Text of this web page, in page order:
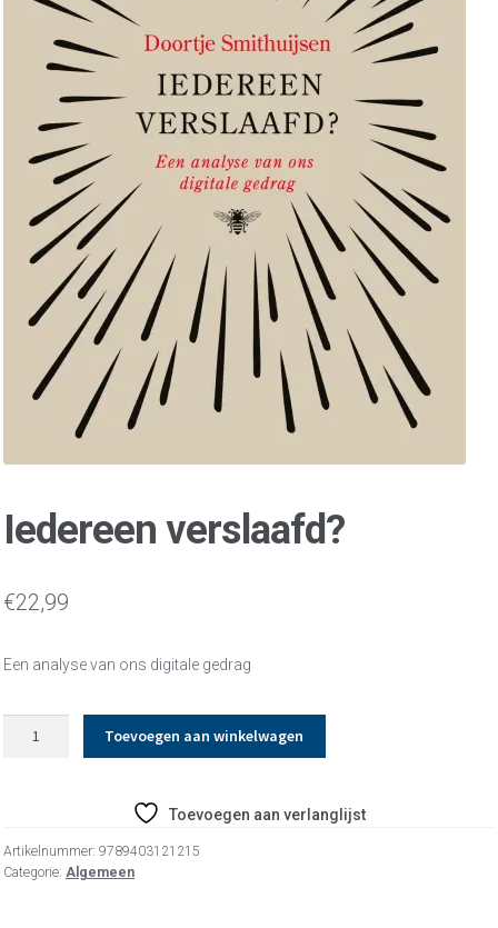
Iedereen verslaafd?
€22,99
Een analyse van ons digitale gedrag
Toevoegen aan winkelwagen
Toevoegen aan verlanglijst
Artikelnummer: 9789403121215
Categorie: Algemeen